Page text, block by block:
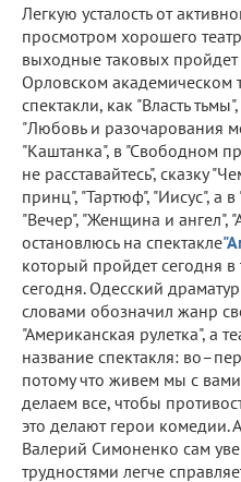
Легкую усталость от
просмотром хорошего
выходные таковых
Орловском академическом
спектакли, как "Власть
"Любовь и разочарования
"Каштанка", в "Свободном
не расставайтесь", сказку
принц", "Тартюф", "Иисус", а
"Вечер", "Женщина и ангел",
остановлюсь на спектакле
который пройдет сегодня в
сегодня. Одесский
словами обозначил жанр
"Американская рулетка", а
название спектакля:
потому что живем мы с
делаем все, чтобы
это делают герои комедии.
Валерий Симоненко сам
трудностями легче